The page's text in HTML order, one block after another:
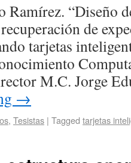
Ramírez. “Diseño
de
tarjetas
M.C. Jorge
→
, Tesistas | Tagged tarjetas